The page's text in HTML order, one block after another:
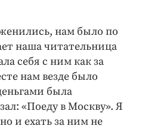
нам было по
наша читательница
себя с ним как за
нам везде было
была
«Поеду в Москву». Я
и ехать за ним не